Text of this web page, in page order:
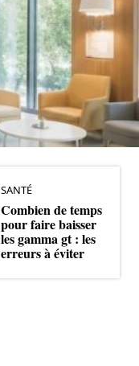
SANTÉ
Combien de temps
pour faire baisser
les gamma gt : les
erreurs à éviter